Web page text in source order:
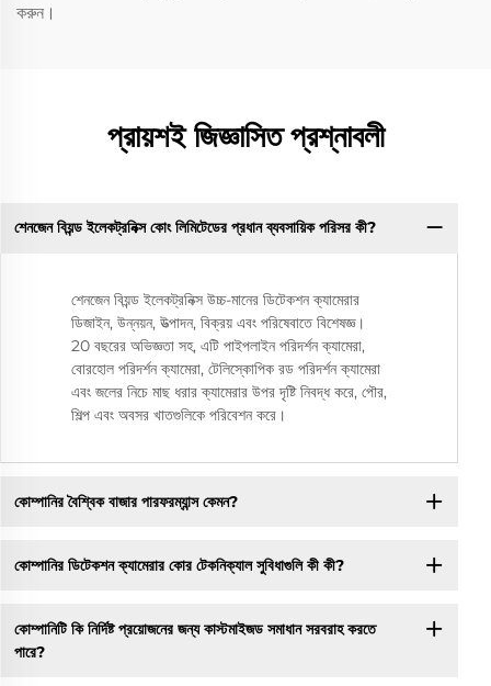
করুন।
প্রায়শই জিজ্ঞাসিত প্রশ্নাবলী
শেনজেন বিয়ন্ড ইলেকট্রনিক্স কোং লিমিটেডের প্রধান ব্যবসায়িক পরিসর কী?
শেনজেন বিয়ন্ড ইলেকট্রনিক্স উচ্চ-মানের ডিটেকশন ক্যামেরার
ডিজাইন, উন্নয়ন, উত্পাদন, বিক্রয় এবং পরিষেবাতে বিশেষজ্ঞ।
20 বছরের অভিজ্ঞতা সহ, এটি পাইপলাইন পরিদর্শন ক্যামেরা,
বোরহোল পরিদর্শন ক্যামেরা, টেলিস্কোপিক রড পরিদর্শন ক্যামেরা
এবং জলের নিচে মাছ ধরার ক্যামেরার উপর দৃষ্টি নিবদ্ধ করে, পৌর,
শিল্প এবং অবসর খাতগুলিকে পরিবেশন করে।
কোম্পানির বৈশ্বিক বাজার পারফরম্যান্স কেমন?
কোম্পানির ডিটেকশন ক্যামেরার কোর টেকনিক্যাল সুবিধাগুলি কী কী?
কোম্পানিটি কি নির্দিষ্ট প্রয়োজনের জন্য কাস্টমাইজড সমাধান সরবরাহ করতে
পারে?